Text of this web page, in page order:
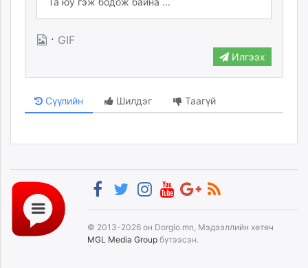
· GIF
Илгээх
Сүүлийн Шилдэг Таагүй
© 2013-2026 он Dorgio.mn, Мэдээллийн хөтөч
MGL Media Group бүтээсэн.